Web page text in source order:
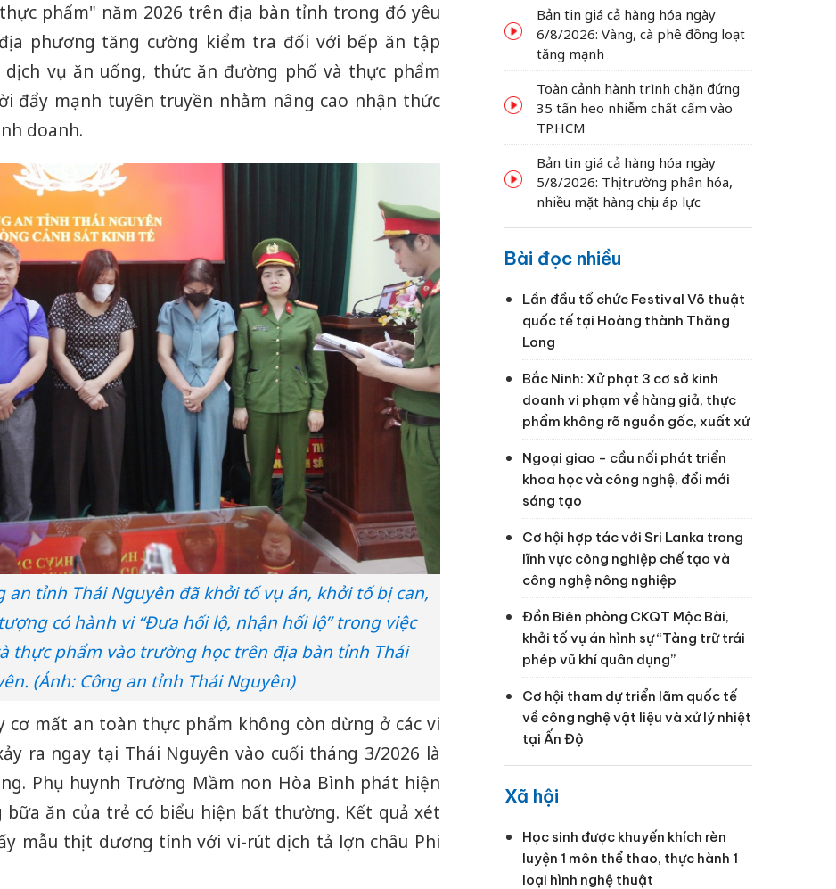
phẩm" năm 2026 trên địa bàn tỉnh trong đó yêu
phương tăng cường kiểm tra đối với bếp ăn tập
vụ ăn uống, thức ăn đường phố và thực phẩm
đẩy mạnh tuyên truyền nhằm nâng cao nhận thức
doanh.
an tỉnh Thái Nguyên đã khởi tố vụ án, khởi tố bị can,
có hành vi “Đưa hối lộ, nhận hối lộ” trong việc
thực phẩm vào trường học trên địa bàn tỉnh Thái
(Ảnh: Công an tỉnh Thái Nguyên)
cơ mất an toàn thực phẩm không còn dừng ở các vi
ra ngay tại Thái Nguyên vào cuối tháng 3/2026 là
Phụ huynh Trường Mầm non Hòa Bình phát hiện
ăn của trẻ có biểu hiện bất thường. Kết quả xét
mẫu thịt dương tính với vi-rút dịch tả lợn châu Phi
Bản tin giá cả hàng hóa ngày
6/8/2026: Vàng, cà phê đồng loạt
tăng mạnh
Toàn cảnh hành trình chặn đứng
35 tấn heo nhiễm chất cấm vào
TP.HCM
Bản tin giá cả hàng hóa ngày
5/8/2026: Thị trường phân hóa,
nhiều mặt hàng chịu áp lực
Bài đọc nhiều
Lần đầu tổ chức Festival Võ thuật
quốc tế tại Hoàng thành Thăng
Long
Bắc Ninh: Xử phạt 3 cơ sở kinh
doanh vi phạm về hàng giả, thực
phẩm không rõ nguồn gốc, xuất xứ
Ngoại giao - cầu nối phát triển
khoa học và công nghệ, đổi mới
sáng tạo
Cơ hội hợp tác với Sri Lanka trong
lĩnh vực công nghiệp chế tạo và
công nghệ nông nghiệp
Đồn Biên phòng CKQT Mộc Bài,
khởi tố vụ án hình sự “Tàng trữ trái
phép vũ khí quân dụng”
Cơ hội tham dự triển lãm quốc tế
về công nghệ vật liệu và xử lý nhiệt
tại Ấn Độ
Xã hội
Học sinh được khuyến khích rèn
luyện 1 môn thể thao, thực hành 1
loại hình nghệ thuật